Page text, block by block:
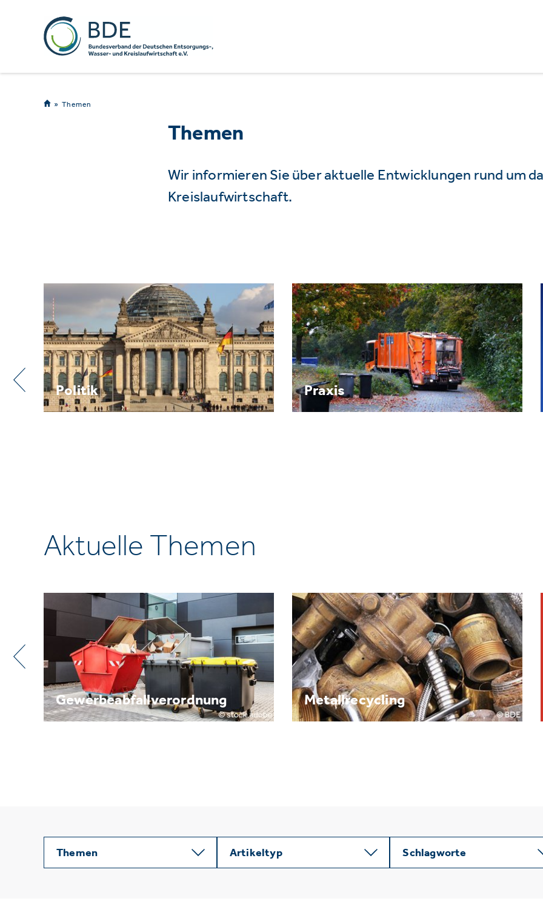
Themen
Themen
Wir informieren Sie über aktuelle Entwicklungen rund um
Kreislaufwirtschaft.
Praxis Recht
Aktuelle Themen
Metallrecycling Brennpunkt: Batterie
Themen Artikeltyp Schlagworte